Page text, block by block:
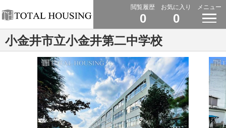
閲覧履歴
0
お気に入り
0
メニュー
小金井市立小金井第二中学校